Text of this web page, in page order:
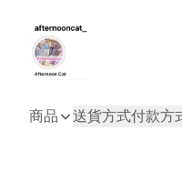
商品 送貨方式付款方